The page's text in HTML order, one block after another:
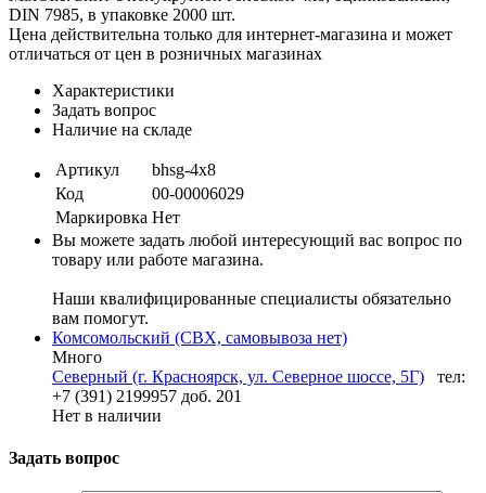
DIN 7985, в упаковке 2000 шт.
Цена действительна только для интернет-магазина и может
отличаться от цен в розничных магазинах
Характеристики
Задать вопрос
Наличие на складе
Артикул
bhsg-4х8
Код
00-00006029
Маркировка Нет
Вы можете задать любой интересующий вас вопрос по
товару или работе магазина.
Наши квалифицированные специалисты обязательно
вам помогут.
Комсомольский (СВХ, самовывоза нет)
Много
Северный (г. Красноярск, ул. Северное шоссе, 5Г)
тел:
+7 (391) 2199957 доб. 201
Нет в наличии
Задать вопрос